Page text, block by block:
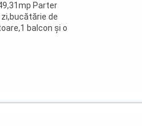
Parter
de
balcon și o